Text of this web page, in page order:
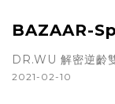
BAZAAR-
DR.WU 解密逆齡
2021-02-10